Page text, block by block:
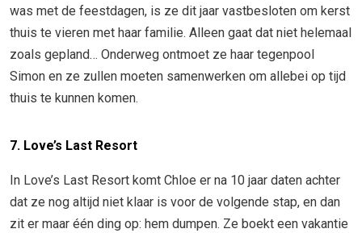
was met de feestdagen, is ze dit jaar vastbesloten om kerst
thuis te vieren met haar familie. Alleen gaat dat niet helemaal
zoals gepland… Onderweg ontmoet ze haar tegenpool
Simon en ze zullen moeten samenwerken om allebei op tijd
thuis te kunnen komen.
7. Love’s Last Resort
In Love’s Last Resort komt Chloe er na 10 jaar daten achter
dat ze nog altijd niet klaar is voor de volgende stap, en dan
zit er maar één ding op: hem dumpen. Ze boekt een vakantie